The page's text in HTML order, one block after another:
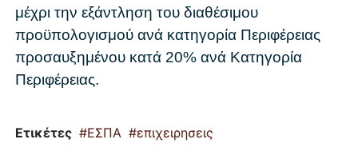
μέχρι την εξάντληση του διαθέσιμου
προϋπολογισμού ανά κατηγορία Περιφέρειας
προσαυξημένου κατά 20% ανά Κατηγορία
Περιφέρειας.
Ετικέτες ΕΣΠΑ επιχειρησεις